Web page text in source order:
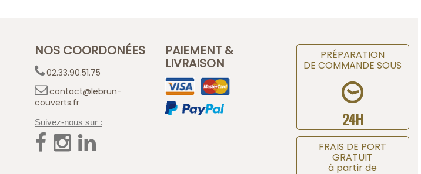
NOS COORDONÉES
02.33.90.51.75
contact@lebrun-
couverts.fr
Suivez-nous sur :
PAIEMENT &
LIVRAISON
PRÉPARATION
DE COMMANDE SOUS
24H
FRAIS DE PORT
GRATUIT
à partir de